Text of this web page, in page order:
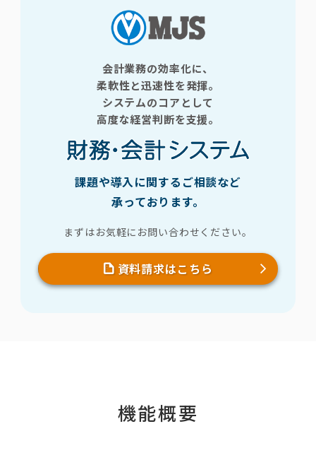
会計業務の効率化に、
柔軟性と迅速性を発揮。
システムのコアとして
高度な経営判断を支援。
課題や導入に関するご相談など
承っております。
まずはお気軽にお問い合わせください。
資料請求はこちら
機能概要